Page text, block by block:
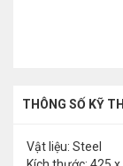
THÔNG SỐ KỸ
Vật liệu: Steel